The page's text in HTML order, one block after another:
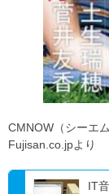
CMNOW（シーエ
Fujisan.co.jpより
IT